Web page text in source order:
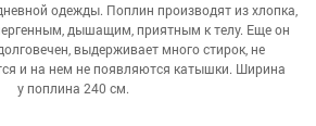
одежды. Поплин производят из хлопка,
дышащим, приятным к телу. Еще он
выдерживает много стирок, не
и на нем не появляются катышки. Ширина
у поплина 240 см.